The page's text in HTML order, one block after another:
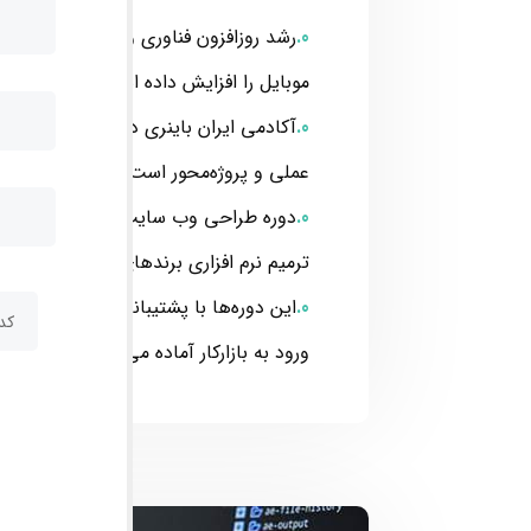
رشد روزافزون فناوری و استفاده
موبایل را افزایش داده است.
آکادمی ایران باینری دوره‌های
عملی و پروژه‌محور است.
ترمیم نرم افزاری برندهای مختلف
ورود به بازارکار آماده می‌کنند